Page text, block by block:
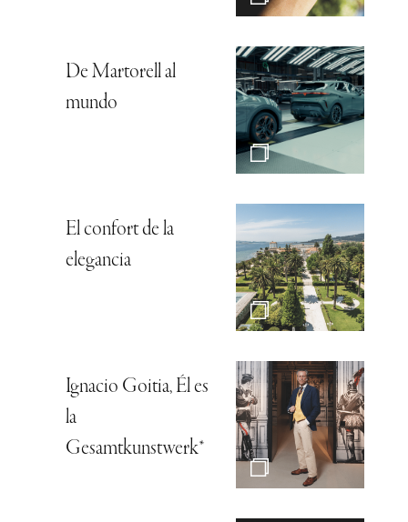
De Martorell al
mundo
El confort de la
elegancia
Ignacio Goitia, Él es
la
Gesamtkunstwerk*